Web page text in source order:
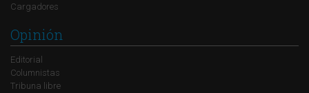
Cargadores
Opinión
Editorial
Columnistas
Tribuna libre